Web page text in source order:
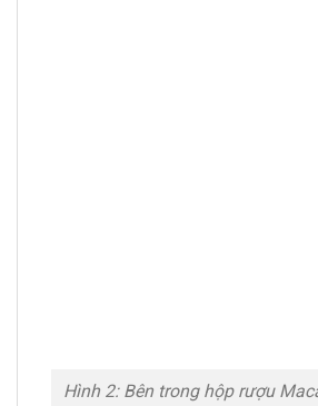
Hình 2: Bên trong hộp rượu